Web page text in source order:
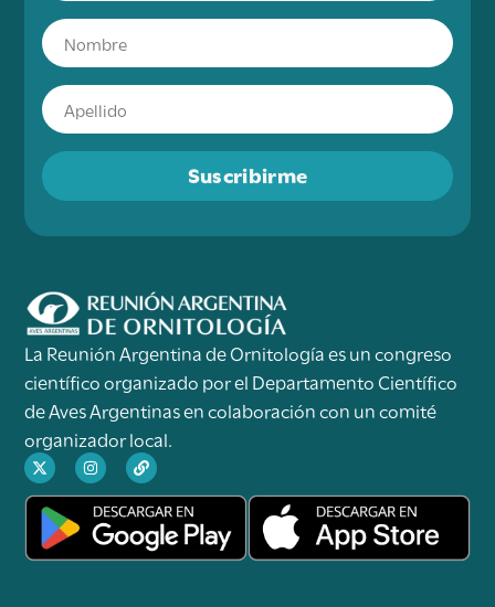
Suscribirme
La Reunión Argentina de Ornitología es un congreso
científico organizado por el Departamento Científico
de Aves Argentinas en colaboración con un comité
organizador local.